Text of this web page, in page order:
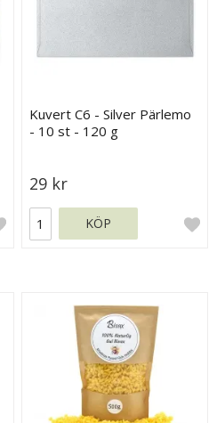
Kuvert C6 - Silver Pärlemo
- 10 st - 120 g
29 kr
KÖP